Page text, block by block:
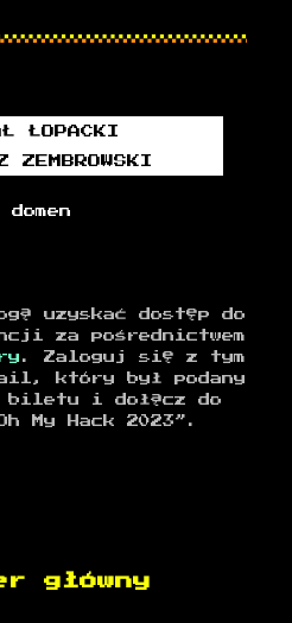
ŁOPACKI
ZEMBROWSKI
uzyskać dostęp do
za pośrednictwem
. Zaloguj się z tym
który był podany
biletu i dołącz do
My Hack 2023”.
główny